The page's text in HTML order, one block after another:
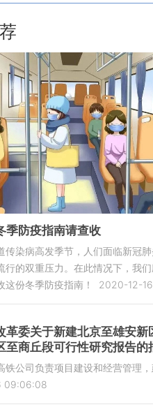
季防疫指南请查收
传染病高发季节，人们面临新冠
行的双重压力。在此情况下，我
这份冬季防疫指南！
2020-12-
革委关于新建北京至雄安新
至商丘段可行性研究报告的
铁公司负责项目建设和经营管理，
09:06:08